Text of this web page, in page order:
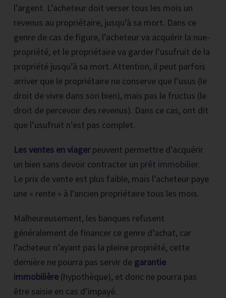
l’argent. L’acheteur doit verser tous les mois un
revenus au propriétaire, jusqu’à sa mort. Dans ce
genre de cas de figure, l’acheteur va acquérir la nue-
propriété, et le propriétaire va garder l’usufruit de la
propriété jusqu’à sa mort. Attention, il peut parfois
arriver que le propriétaire ne conserve que l’usus (le
droit de vivre dans son bien), mais pas le fructus (le
droit de percevoir des revenus). Dans ce cas, ont dit
que l’usufruit n’est pas complet.
Les ventes en viager peuvent permettre d’acquérir
un bien sans devoir contracter un prêt immobilier.
Le prix de vente est plus faible, mais l’acheteur paye
une « rente » à l’ancien propriétaire tous les mois.
Malheureusement, les banques refusent
généralement de financer ce genre d’achat, car
l’acheteur n’ayant pas la pleine propriété, cette
dernière ne pourra pas servir de garantie
immobilière (hypothèque), et donc ne pourra pas
être saisie en cas d’impayé.